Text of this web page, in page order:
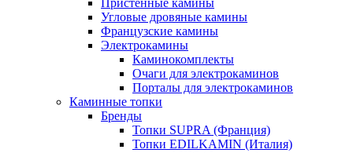
Пристенные камины
Угловые дровяные камины
Французские камины
Электрокамины
Каминокомплекты
Очаги для электрокаминов
Порталы для электрокаминов
Каминные топки
Бренды
Топки SUPRA (Франция)
Топки EDILKAMIN (Италия)